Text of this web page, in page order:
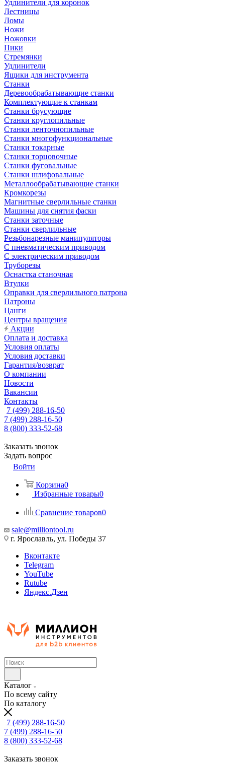
Удлинители для коронок
Лестницы
Ломы
Ножи
Ножовки
Пики
Стремянки
Удлинители
Ящики для инструмента
Станки
Деревообрабатывающие станки
Комплектующие к станкам
Станки брусующие
Станки круглопильные
Станки ленточнопильные
Станки многофункциональные
Станки токарные
Станки торцовочные
Станки фуговальные
Станки шлифовальные
Металлообрабатывающие станки
Кромкорезы
Магнитные сверлильные станки
Машины для снятия фаски
Станки заточные
Станки сверлильные
Резьбонарезные манипуляторы
С пневматическим приводом
С электрическим приводом
Труборезы
Оснастка станочная
Втулки
Оправки для сверлильного патрона
Патроны
Цанги
Центры вращения
Акции
Оплата и доставка
Условия оплаты
Условия доставки
Гарантия/возврат
О компании
Новости
Вакансии
Контакты
7 (499) 288-16-50
7 (499) 288-16-50
8 (800) 333-52-68
Заказать звонок
Задать вопрос
Войти
Корзина0
Избранные товары0
Сравнение товаров0
sale@milliontool.ru
г. Ярославль, ул. Победы 37
Вконтакте
Telegram
YouTube
Rutube
Яндекс.Дзен
Каталог
По всему сайту
По каталогу
7 (499) 288-16-50
7 (499) 288-16-50
8 (800) 333-52-68
Заказать звонок